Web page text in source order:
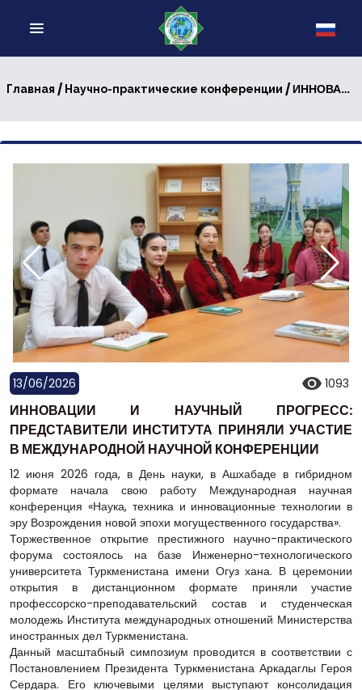
Главная / Научно-практические конференции / ИННОВАЦИИ И НАУЧНЫЙ ПРОГРЕСС: ПРЕДСТАВИТЕЛИ ИНСТИТУТА ПРИНЯЛИ УЧАСТИЕ В МЕЖДУНАРОДНОЙ НАУЧНОЙ КОНФЕРЕНЦИИ
13/06/2026 1093
ИННОВАЦИИ И НАУЧНЫЙ ПРОГРЕСС:
ПРЕДСТАВИТЕЛИ ИНСТИТУТА ПРИНЯЛИ УЧАСТИЕ
В МЕЖДУНАРОДНОЙ НАУЧНОЙ КОНФЕРЕНЦИИ
12 июня 2026 года, в День науки, в Ашхабаде в гибридном
формате начала свою работу Международная научная
конференция «Наука, техника и инновационные технологии в
эру Возрождения новой эпохи могущественного государства».
Торжественное открытие престижного научно-практического
форума состоялось на базе Инженерно-технологического
университета Туркменистана имени Огуз хана. В церемонии
открытия в дистанционном формате приняли участие
профессорско-преподавательский состав и студенческая
молодежь Института международных отношений Министерства
иностранных дел Туркменистана.
Данный масштабный симпозиум проводится в соответствии с
Постановлением Президента Туркменистана Аркадаглы Героя
Сердара. Его ключевыми целями выступают консолидация